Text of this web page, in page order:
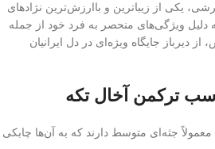
یکی از زیباترین و باارزش‌ترین نژادهای
ویژگی‌های منحصر به فرد خود از جمله
دیرباز جایگاه ویژه‌ای در دل ایرانیان
ترکمن آخال تکه
معمولاً جثه‌ای متوسط دارند که به آن‌ها چابکی